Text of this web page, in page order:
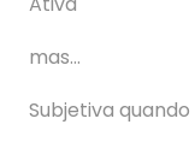
mas…
Subjetiva